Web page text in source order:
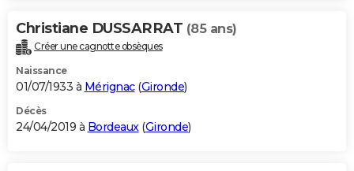
Christiane DUSSARRAT (85 ans)
Créer une cagnotte obsèques
Naissance
01/07/1933 à Mérignac(Gironde)
Décès
24/04/2019 à Bordeaux(Gironde)